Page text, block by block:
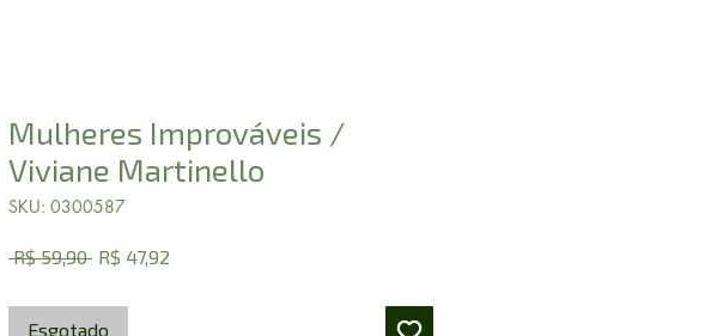
Mulheres Improváveis /
Viviane Martinello
SKU: 0300587
R$ 59,90 Preço
R$ 47,92
Esgotado